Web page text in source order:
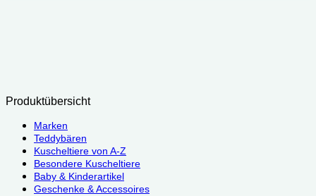
Produktübersicht
Marken
Teddybären
Kuscheltiere von A-Z
Besondere Kuscheltiere
Baby & Kinderartikel
Geschenke & Accessoires